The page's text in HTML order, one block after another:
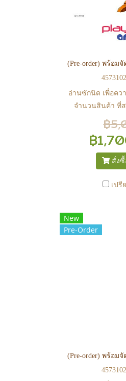
อ่านซักนิด เพื่อคว
จำนวนสินค้า ที่
หน้า web ในบางเ
มีการเคลือนไห
สนใจซื้อที่สาขา
ได้ที่
https://
หรือ Line
สินค้าจะถูกจัดส่งใ
วันเสาร์ วันอาทิต
฿
฿
สั่ง
เปรี
New
Pre-Order